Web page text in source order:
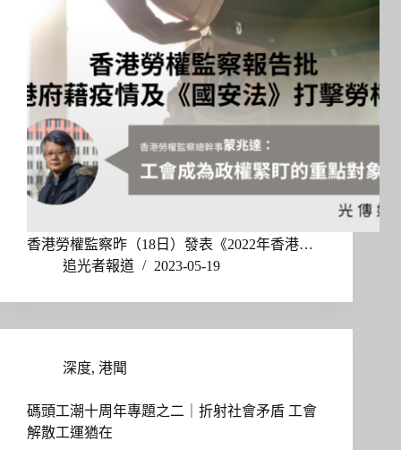
香港勞權監察昨（18日）發表《2022年香港…
追光者報道
2023-05-19
深度, 港聞
碼頭工潮十周年專題之二｜折射社會矛盾 工會
解散工運猶在